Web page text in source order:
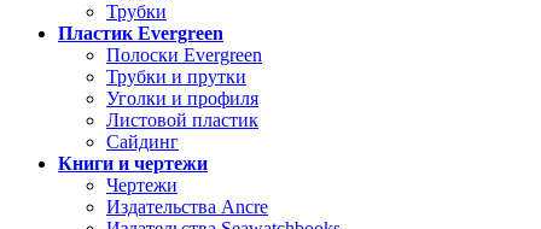
Трубки
Пластик Evergreen
Полоски Evergreen
Трубки и прутки
Уголки и профиля
Листовой пластик
Сайдинг
Книги и чертежи
Чертежи
Издательства Ancre